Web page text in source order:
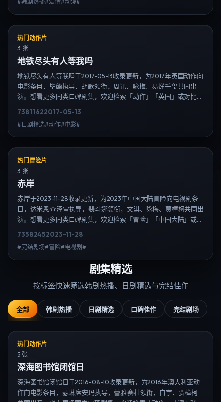
索日韩电视剧、韩剧全集、日剧高清等长尾词。
#韩剧热播#爱情#动漫#
热门动作片
3 张
地铁尽头有人等我吗
地铁尽头有人等我吗于2017-05-13收录更新，为2017年英国动作向
电影条目，毕赣执导，胡歌领衔，周迅、咏梅、易烊千玺共同出
演。想看更多同类口碑剧集，欢迎检索「动作」「英国」或对比同
日韩电视剧、韩剧全集、日剧高清等长尾词。
73811622017-05-13
#日剧精选#动作#电影#
热门冒险片
3 张
赤岸
赤岸于2023-11-28收录更新，为2023年中国大陆冒险向电视剧条
目，达米恩·查泽雷执导，裴斗娜领衔，文淇、咏梅、贾樟柯共同出
演。想看更多同类口碑剧集，欢迎检索「冒险」「中国大陆」或对
检索日韩电视剧、韩剧全集、日剧高清等长尾词。
73582452023-11-28
#完结剧场#冒险#电视剧#
剧集精选
按标签快速筛选韩剧热播、日剧精选与完结佳作
全部 韩剧热播 日剧精选 口碑佳作 完结剧场
热门动作片
5 张
深海图书馆闭馆日
深海图书馆闭馆日于2016-08-10收录更新，为2016年澳大利亚动
作向电影条目，瑟琳·席安玛执导，蕾雅·赛杜领衔，白宇、贾樟柯